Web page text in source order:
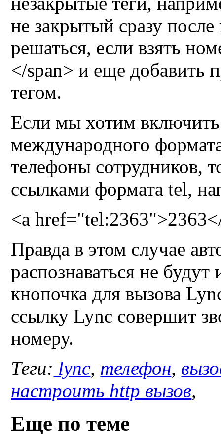
не закрытый сразу
решаться, если взять
</span> и еще добавить
тегом.
Если мы хотим
международного
телефоны сотрудников,
ссылками форматаtel,
<a
Правда в этом случае
распознаваться не
кнопочка для вызова
ссылку Lync совершит
номеру.
Теги: lync, телефон,
настроить http вызов,
Еще по теме